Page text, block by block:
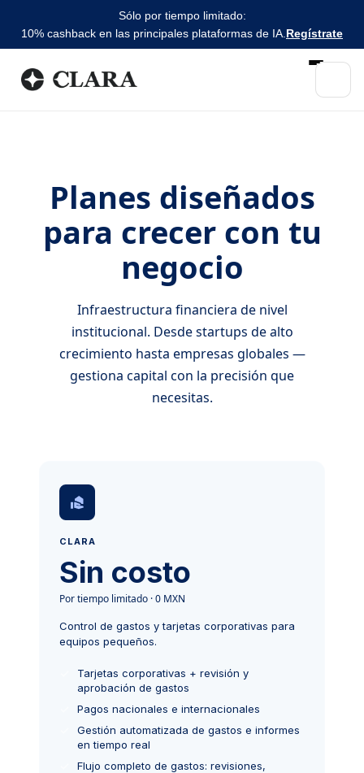
Sólo por tiempo limitado:
10% cashback en las principales plataformas de IA. Regístrate
Planes diseñados
para crecer con tu
negocio
Infraestructura financiera de nivel
institucional. Desde startups de alto
crecimiento hasta empresas globales —
gestiona capital con la precisión que
necesitas.
CLARA
Sin costo
Por tiempo limitado · 0 MXN
Control de gastos y tarjetas corporativas para
equipos pequeños.
Tarjetas corporativas + revisión y
aprobación de gastos
Pagos nacionales e internacionales
Gestión automatizada de gastos e informes
en tiempo real
Flujo completo de gastos: revisiones,